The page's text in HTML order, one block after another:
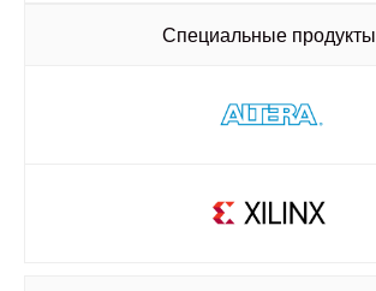
Специальные продукты
MZWLO3T8HCLS-00A07
MZWLR15THBLA-00B07
MZ3LO3T8HCJR-00B07